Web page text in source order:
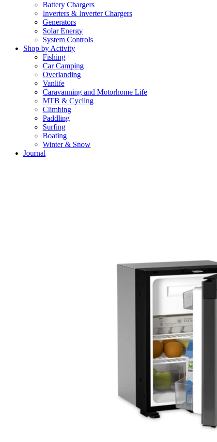
Battery Chargers
Inverters & Inverter Chargers
Generators
Solar Energy
System Controls
Shop by Activity
Fishing
Car Camping
Overlanding
Vanlife
Caravanning and Motorhome Life
MTB & Cycling
Climbing
Paddling
Surfing
Boating
Winter & Snow
Journal